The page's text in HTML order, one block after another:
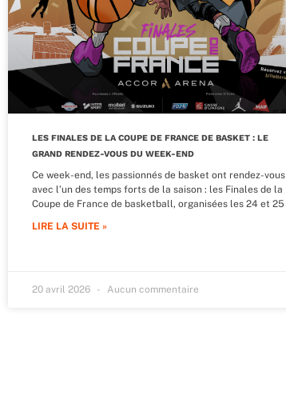
LES FINALES DE LA COUPE DE FRANCE DE BASKET : LE
GRAND RENDEZ-VOUS DU WEEK-END
Ce week-end, les passionnés de basket ont rendez-vous
avec l’un des temps forts de la saison : les Finales de la
Coupe de France de basketball, organisées les 24 et 25
LIRE LA SUITE »
20 avril 2026 Aucun commentaire